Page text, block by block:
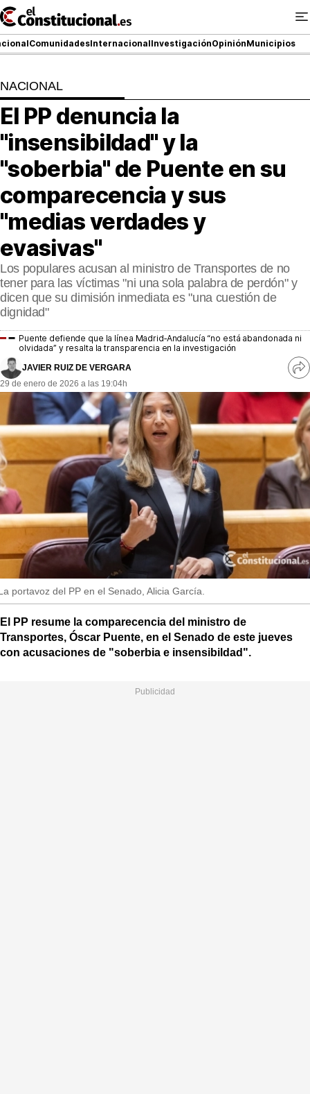
Ir
al
contenido
ComunidadesInternacionalInvestigaciónOpiniónMunicipios
NACIONAL
COMUNIDADES
ElConstitucional TV
MásQueTele
ElConstitucional +
MásQueEstilo
MásQuePartidos
MásQueSucesos
MásQueMercados
JuicioExprés
INVESTIGACIÓN
INTERNACIONAL
OPINIÓN
MUNICIPIOS
NACIONAL
El PP denuncia la
"insensibildad" y la
"soberbia" de Puente en su
comparecencia y sus
"medias verdades y
evasivas"
Los populares acusan al ministro de Transportes de no
tener para las víctimas "ni una sola palabra de perdón" y
dicen que su dimisión inmediata es "una cuestión de
dignidad"
Puente defiende que la línea Madrid‑Andalucía “no está abandonada ni
olvidada” y resalta la transparencia en la investigación
JAVIER RUIZ DE VERGARA
29 de enero de 2026 a las 19:04h
portavoz del PP en el Senado, Alicia García.
El PP resume la comparecencia del ministro de
Transportes, Óscar Puente, en el Senado de este jueves
con acusaciones de "soberbia e insensibildad".